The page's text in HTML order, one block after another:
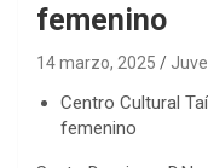
femenino
14 marzo, 2025
Centro Cultural
femenino